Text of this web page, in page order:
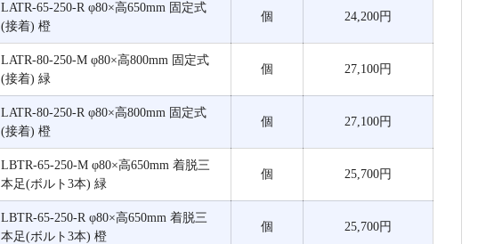
LATR-65-250-R φ80×高650mm 固定式
(接着) 橙
個 24,200円
LATR-80-250-M φ80×高800mm 固定式
(接着) 緑
個 27,100円
LATR-80-250-R φ80×高800mm 固定式
(接着) 橙
個 27,100円
LBTR-65-250-M φ80×高650mm 着脱三
本足(ボルト3本) 緑
個 25,700円
LBTR-65-250-R φ80×高650mm 着脱三
本足(ボルト3本) 橙
個 25,700円